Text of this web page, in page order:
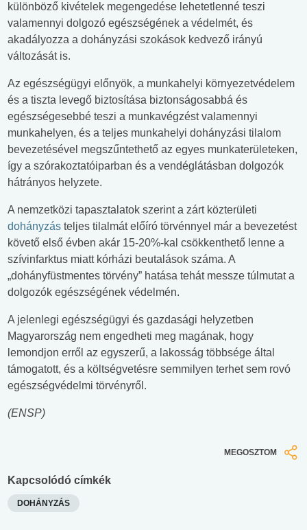
különböző kivételek megengedése lehetetlenné teszi
valamennyi dolgozó egészségének a védelmét, és
akadályozza a dohányzási szokások kedvező irányú
változását is.
Az egészségügyi előnyök, a munkahelyi környezetvédelem
és a tiszta levegő biztosítása biztonságosabbá és
egészségesebbé teszi a munkavégzést valamennyi
munkahelyen, és a teljes munkahelyi dohányzási tilalom
bevezetésével megszűntethető az egyes munkaterületeken,
így a szórakoztatóiparban és a vendéglátásban dolgozók
hátrányos helyzete.
A nemzetközi tapasztalatok szerint a zárt közterületi
dohányzás teljes tilalmát előíró törvénnyel már a bevezetést
követő első évben akár 15-20%-kal csökkenthető lenne a
szívinfarktus miatt kórházi beutalások száma. A
„dohányfüstmentes törvény” hatása tehát messze túlmutat a
dolgozók egészségének védelmén.
A jelenlegi egészségügyi és gazdasági helyzetben
Magyarország nem engedheti meg magának, hogy
lemondjon erről az egyszerű, a lakosság többsége által
támogatott, és a költségvetésre semmilyen terhet sem rovó
egészségvédelmi törvényről.
(ENSP)
MEGOSZTOM
Kapcsolódó címkék
DOHÁNYZÁS